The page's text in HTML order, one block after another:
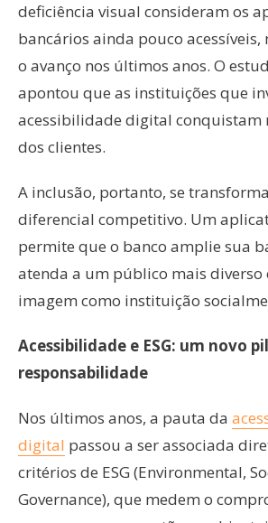
deficiência visual consideram os
bancários ainda pouco acessíveis,
o avanço nos últimos anos. O
apontou que as instituições que
acessibilidade digital conquistam
dos clientes.
A inclusão, portanto, se
diferencial competitivo. Um
permite que o banco amplie sua
atenda a um público mais diverso
imagem como instituição
Acessibilidade e ESG: um novo
responsabilidade
Nos últimos anos, a pauta da
digital passou a ser associada
critérios de ESG (Environmental,
Governance), que medem o